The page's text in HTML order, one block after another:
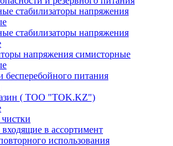
стабилизаторы напряжения
стабилизаторы напряжения
напряжения симисторные
бесперебойного питания
( ТОО "TOK.KZ")
в ассортимент
использования